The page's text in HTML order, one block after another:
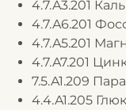
4.7.A3.201
4.7.A6.201
4.7.A5.201
4.7.A7.201
7.5.A1.209
4.4.A1.205